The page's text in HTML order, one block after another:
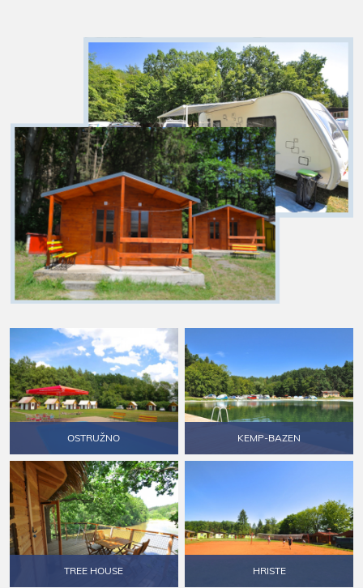
OSTRUŽNO KEMP-BAZEN
TREE HOUSE HRISTE